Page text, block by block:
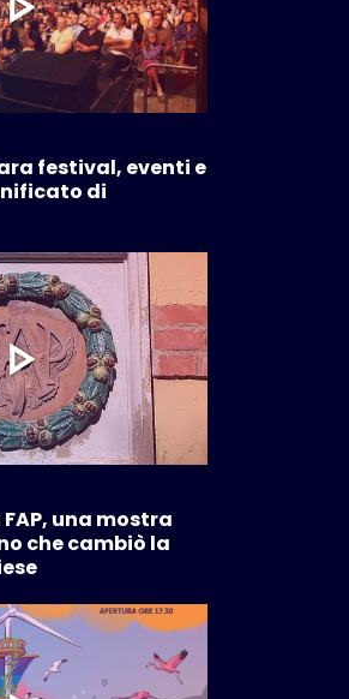
festival, eventi e
di
una mostra
che cambiò la